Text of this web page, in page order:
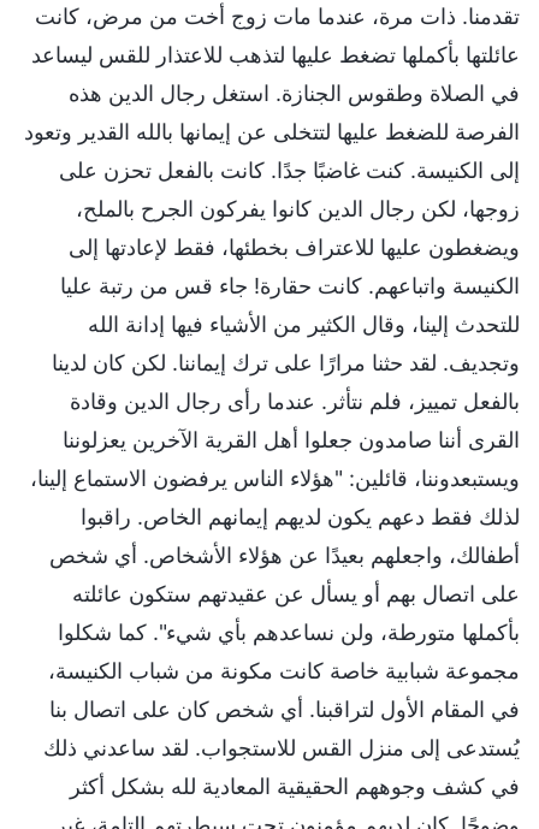
تقدمنا. ذات مرة، عندما مات زوج أخت من مرض، كانت
عائلتها بأكملها تضغط عليها لتذهب للاعتذار للقس ليساعد
في الصلاة وطقوس الجنازة. استغل رجال الدين هذه
الفرصة للضغط عليها لتتخلى عن إيمانها بالله القدير وتعود
إلى الكنيسة. كنت غاضبًا جدًا. كانت بالفعل تحزن على
زوجها، لكن رجال الدين كانوا يفركون الجرح بالملح،
ويضغطون عليها للاعتراف بخطئها، فقط لإعادتها إلى
الكنيسة واتباعهم. كانت حقارة! جاء قس من رتبة عليا
للتحدث إلينا، وقال الكثير من الأشياء فيها إدانة الله
وتجديف. لقد حثنا مرارًا على ترك إيماننا. لكن كان لدينا
بالفعل تمييز، فلم نتأثر. عندما رأى رجال الدين وقادة
القرى أننا صامدون جعلوا أهل القرية الآخرين يعزلوننا
ويستبعدوننا، قائلين: "هؤلاء الناس يرفضون الاستماع إلينا،
لذلك فقط دعهم يكون لديهم إيمانهم الخاص. راقبوا
أطفالك، واجعلهم بعيدًا عن هؤلاء الأشخاص. أي شخص
على اتصال بهم أو يسأل عن عقيدتهم ستكون عائلته
بأكملها متورطة، ولن نساعدهم بأي شيء". كما شكلوا
مجموعة شبابية خاصة كانت مكونة من شباب الكنيسة،
في المقام الأول لتراقبنا. أي شخص كان على اتصال بنا
يُستدعى إلى منزل القس للاستجواب. لقد ساعدني ذلك
في كشف وجوههم الحقيقية المعادية لله بشكل أكثر